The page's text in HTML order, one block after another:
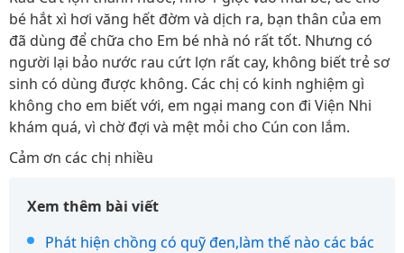
bé hắt xì hơi văng hết đờm và dịch ra, bạn thân của em
đã dùng để chữa cho Em bé nhà nó rất tốt. Nhưng có
người lại bảo nước rau cứt lợn rất cay, không biết trẻ sơ
sinh có dùng được không. Các chị có kinh nghiệm gì
không cho em biết với, em ngại mang con đi Viện Nhi
khám quá, vì chờ đợi và mệt mỏi cho Cún con lắm.
Cảm ơn các chị nhiều
Xem thêm bài viết
Phát hiện chồng có quỹ đen,làm thế nào các bác